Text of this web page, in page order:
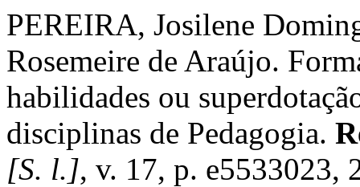
PEREIRA, Josilene
Rosemeire de Araújo.
habilidades ou
disciplinas de Pedagogia.
[S. l.], v. 17, p. e5533023,